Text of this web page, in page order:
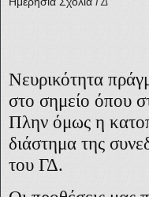
Νευρικότητα
στο σημείο όπου
Πλην όμως η
διάστημα της
του ΓΔ.